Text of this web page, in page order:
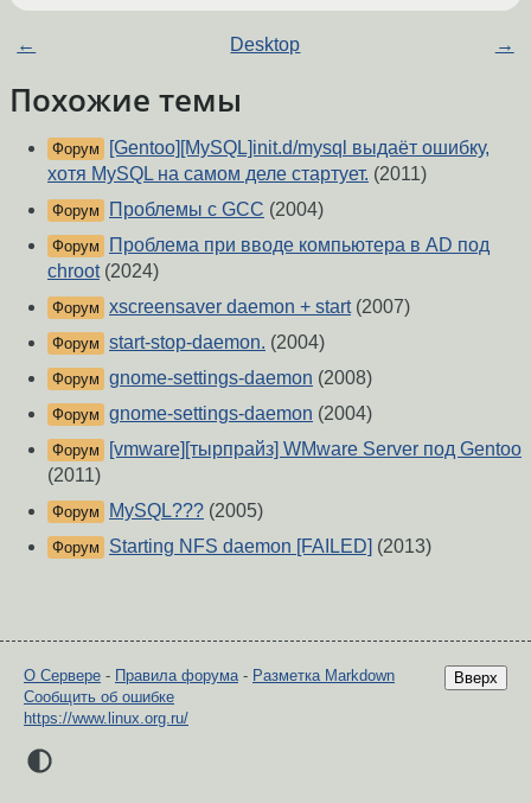
← Desktop →
Похожие темы
Форум
[Gentoo][MySQL]init.d/mysql выдаёт ошибку,
хотя MySQL на самом деле стартует. (2011)
Форум Проблемы с GCC (2004)
Форум
Проблема при вводе компьютера в AD под
chroot(2024)
Форум xscreensaver daemon + start(2007)
Форум start-stop-daemon. (2004)
Форум gnome-settings-daemon (2008)
Форум gnome-settings-daemon (2004)
Форум
[vmware][тырпрайз] WMware Server под Gentoo
(2011)
Форум MySQL??? (2005)
Форум Starting NFS daemon [FAILED] (2013)
Вверх
О Сервере - Правила форума - Разметка Markdown
Сообщить об ошибке
https://www.linux.org.ru/